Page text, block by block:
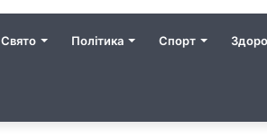
Свято Політика Спорт